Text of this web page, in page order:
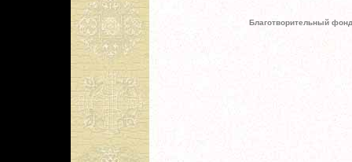
Благотворительный